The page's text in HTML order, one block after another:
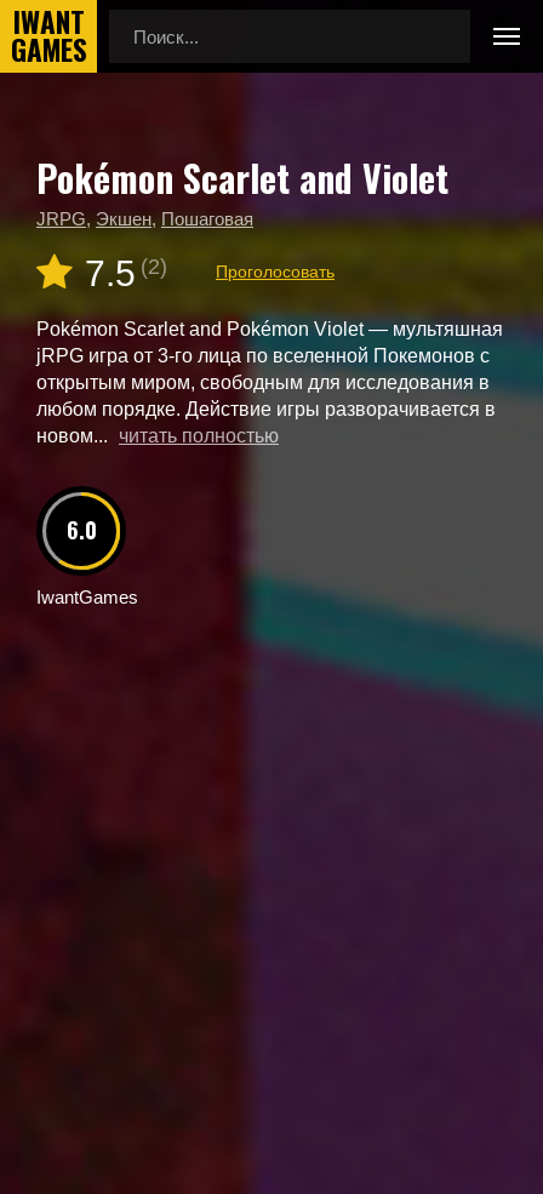
Главная
Новые игры
Pokémon Scarlet and Violet
JRPG, Экшен, Пошаговая
7.5 (2) Проголосовать
Pokémon Scarlet and Pokémon Violet — мультяшная
jRPG игра от 3-го лица по вселенной Покемонов с
открытым миром, свободным для исследования в
любом порядке. Действие игры разворачивается в
новом...
читать полностью
6.0
IwantGames